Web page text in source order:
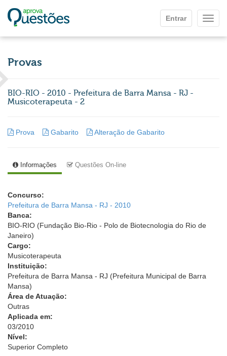
Entrar
Provas
BIO-RIO - 2010 - Prefeitura de Barra Mansa - RJ -
Musicoterapeuta - 2
Prova Gabarito Alteração de Gabarito
Informações Questões On-line
Concurso:
Prefeitura de Barra Mansa - RJ - 2010
Banca:
BIO-RIO (Fundação Bio-Rio - Polo de Biotecnologia do Rio de
Janeiro)
Cargo:
Musicoterapeuta
Instituição:
Prefeitura de Barra Mansa - RJ (Prefeitura Municipal de Barra
Mansa)
Área de Atuação:
Outras
Aplicada em:
03/2010
Nível:
Superior Completo